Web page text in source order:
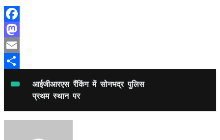
Facebook
Mastodon
Email
आईजीआरएस रैंकिंग में सोनभद्र पुलिस
प्रथम स्थान पर